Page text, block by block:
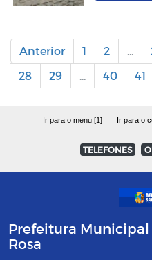
Anterior 1 2 ...
28
29 ... 40 41
Ir para o menu [1] Ir para o
TELEFONES
Prefeitura Municipal
Rosa